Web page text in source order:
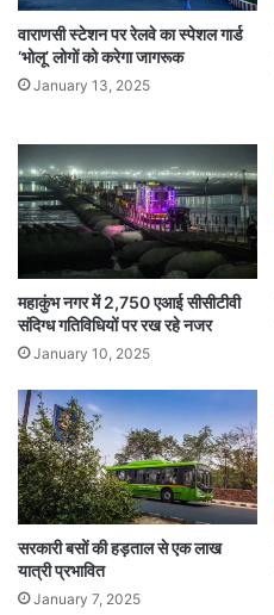
वाराणसी स्टेशन पर रेलवे का स्पेशल गार्ड
‘भोलू’ लोगों को करेगा जागरूक
January 13, 2025
महाकुंभ नगर में 2,750 एआई सीसीटीवी
संदिग्ध गतिविधियों पर रख रहे नजर
January 10, 2025
सरकारी बसों की हड़ताल से एक लाख
यात्री प्रभावित
January 7, 2025